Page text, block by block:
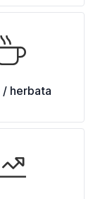
/ herbata